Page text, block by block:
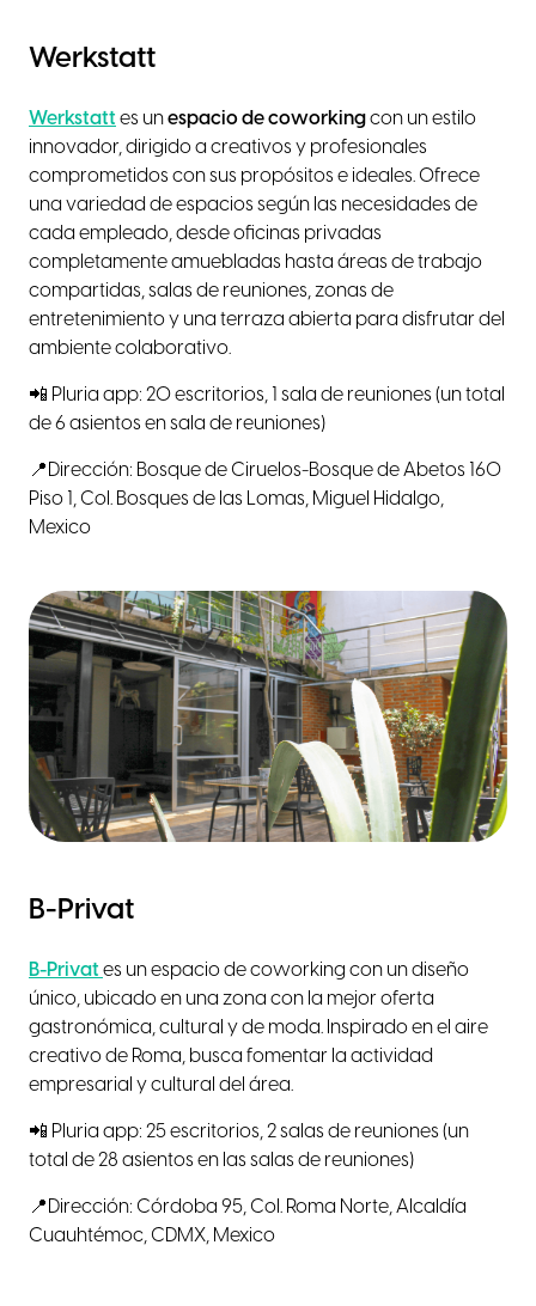
Werkstatt
Werkstatt es unespacio de coworkingcon un estilo
innovador, dirigido a creativos y profesionales
comprometidos con sus propósitos e ideales. Ofrece
una variedad de espacios según las necesidades de
cada empleado, desde oficinas privadas
completamente amuebladas hasta áreas de trabajo
compartidas, salas de reuniones, zonas de
entretenimiento y una terraza abierta para disfrutar del
ambiente colaborativo.
📲 Pluria app: 20 escritorios, 1 sala de reuniones (un total
de 6 asientos en sala de reuniones)
📍Dirección: Bosque de Ciruelos-Bosque de Abetos 160
Piso 1, Col. Bosques de las Lomas, Miguel Hidalgo,
Mexico
B-Privat
B-Privat es un espacio de coworking con un diseño
único, ubicado en una zona con la mejor oferta
gastronómica, cultural y de moda. Inspirado en el aire
creativo de Roma, busca fomentar la actividad
empresarial y cultural del área.
📲 Pluria app: 25 escritorios, 2 salas de reuniones (un
total de 28 asientos en las salas de reuniones)
📍Dirección: Córdoba 95, Col. Roma Norte, Alcaldía
Cuauhtémoc, CDMX, Mexico